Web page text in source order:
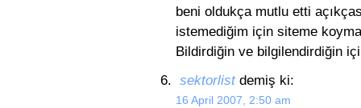
beni oldukça mutlu etti
istemediğim için siteme
Bildirdiğin ve bilgilendirdiğin
sektorlistdemiş ki:
16 April 2007, 2:50 am